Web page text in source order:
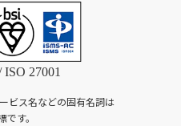
ISO 27001
ビス名などの固有名詞は
です。